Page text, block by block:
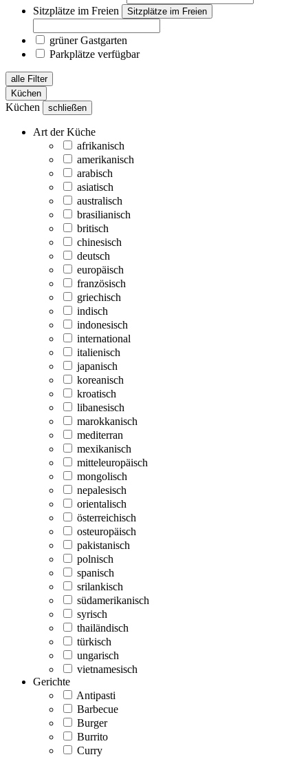
Sitzplätze im Freien
Sitzplätze im Freien
grüner Gastgarten
Parkplätze verfügbar
alle Filter
Küchen
Küchen schließen
Art der Küche
afrikanisch
amerikanisch
arabisch
asiatisch
australisch
brasilianisch
britisch
chinesisch
deutsch
europäisch
französisch
griechisch
indisch
indonesisch
international
italienisch
japanisch
koreanisch
kroatisch
libanesisch
marokkanisch
mediterran
mexikanisch
mitteleuropäisch
mongolisch
nepalesisch
orientalisch
österreichisch
osteuropäisch
pakistanisch
polnisch
spanisch
srilankisch
südamerikanisch
syrisch
thailändisch
türkisch
ungarisch
vietnamesisch
Gerichte
Antipasti
Barbecue
Burger
Burrito
Curry